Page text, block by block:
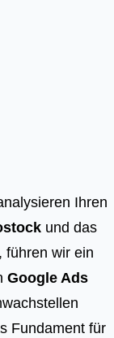
Ihren
und das
führen wir ein
Google Ads
Fundament für